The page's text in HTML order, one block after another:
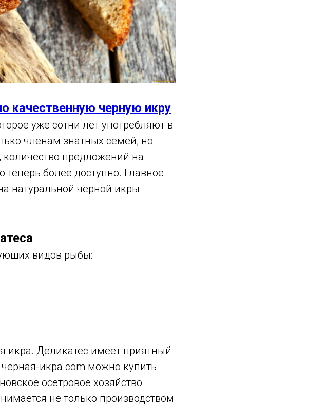
качественную черную икру
уже сотни лет употребляют в
членам знатных семей, но
предложений на
более доступно. Главное
натуральной черной икры
видов рыбы:
икра. Деликатес имеет приятный
икра.com можно купить
осетровое хозяйство
не только производством